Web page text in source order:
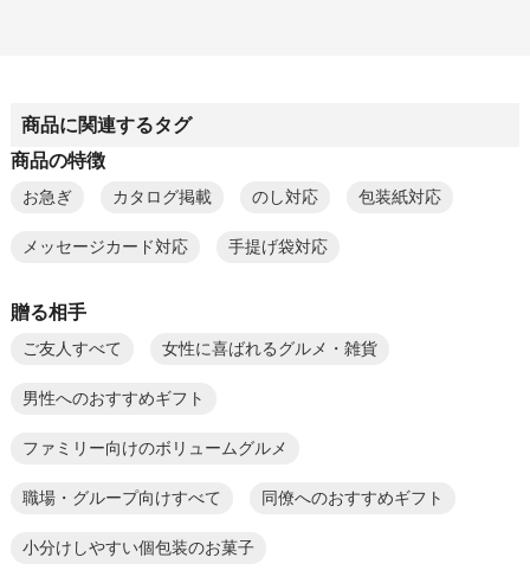
商品に関連するタグ
商品の特徴
お急ぎ カタログ掲載 のし対応 包装紙対応
メッセージカード対応 手提げ袋対応
贈る相手
ご友人すべて 女性に喜ばれるグルメ・雑貨
男性へのおすすめギフト
ファミリー向けのボリュームグルメ
職場・グループ向けすべて 同僚へのおすすめギフト
小分けしやすい個包装のお菓子